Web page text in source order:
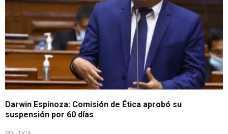
Darwin Espinoza: Comisión de Ética aprobó su
suspensión por 60 días